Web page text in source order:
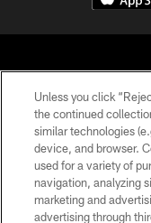
© 2026
Unless you click
the continued
similar technologies
device, and browser.
used for a variety of
navigation, analyzing
marketing and
advertising through